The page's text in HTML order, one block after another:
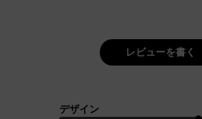
レビューを書く
デザイン